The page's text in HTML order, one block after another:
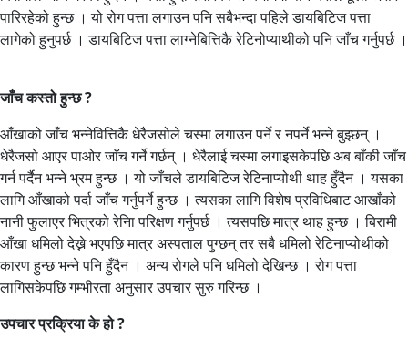
पारिरहेको हुन्छ । यो रोग पत्ता लगाउन पनि सबैभन्दा पहिले डायबिटिज पत्ता
लागेको हुनुपर्छ । डायबिटिज पत्ता लाग्नेबित्तिकै रेटिनोप्याथीको पनि जाँच गर्नुपर्छ ।
जाँच कस्तो हुन्छ ?
आँखाको जाँच भन्नेवित्तिकै धेरैजसोले चस्मा लगाउन पर्ने र नपर्ने भन्ने बुझ्छन् ।
धेरैजसो आएर पाओर जाँच गर्ने गर्छन् । धेरैलाई चस्मा लगाइसकेपछि अब बाँकी जाँच
गर्न पर्दैन भन्ने भ्रम हुन्छ । यो जाँचले डायबिटिज रेटिनाप्योथी थाह हुँदैन । यसका
लागि आँखाको पर्दा जाँच गर्नुपर्ने हुन्छ । त्यसका लागि विशेष प्रविधिबाट आखाँको
नानी फुलाएर भित्रको रेनिा परिक्षण गर्नुपर्छ । त्यसपछि मात्र थाह हुन्छ । बिरामी
आँखा धमिलो देख्ने भएपछि मात्र अस्पताल पुग्छन् तर सबै धमिलो रेटिनाप्योथीको
कारण हुन्छ भन्ने पनि हुँदैन । अन्य रोगले पनि धमिलो देखिन्छ । रोग पत्ता
लागिसकेपछि गम्भीरता अनुसार उपचार सुरु गरिन्छ ।
उपचार प्रक्रिया के हो ?